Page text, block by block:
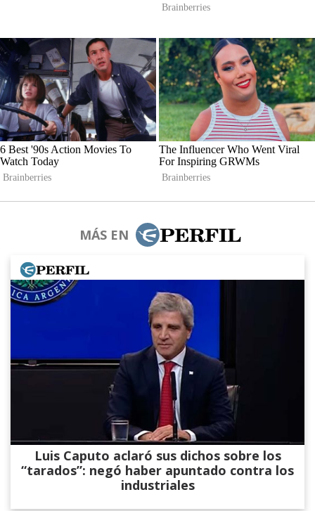
MÁS EN
Luis Caputo aclaró sus dichos sobre los
“tarados”: negó haber apuntado contra los
industriales